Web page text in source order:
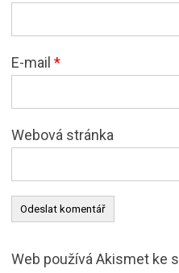
E-mail *
Webová stránka
Web používá Akismet ke